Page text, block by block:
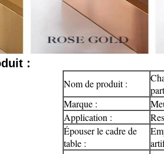
:
Nom de produit :
Marque :
Application :
Épouser le cadre de
table :